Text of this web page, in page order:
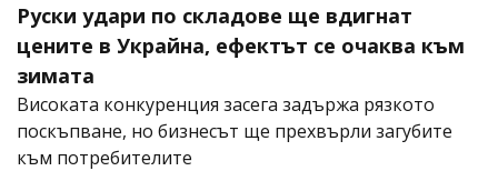
Руски удари по складове ще вдигнат
цените в Украйна, ефектът се очаква към
зимата
Високата конкуренция засега задържа рязкото
поскъпване, но бизнесът ще прехвърли загубите
към потребителите